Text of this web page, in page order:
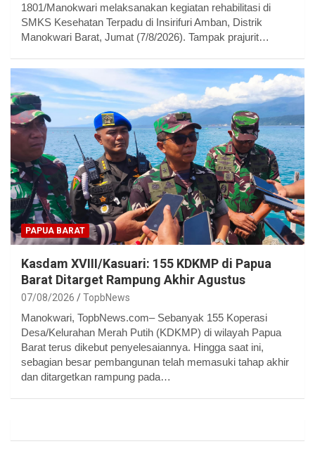
1801/Manokwari melaksanakan kegiatan rehabilitasi di
SMKS Kesehatan Terpadu di Insirifuri Amban, Distrik
Manokwari Barat, Jumat (7/8/2026). Tampak prajurit…
PAPUA BARAT
Kasdam XVIII/Kasuari: 155 KDKMP di Papua
Barat Ditarget Rampung Akhir Agustus
07/08/2026 TopbNews
Manokwari, TopbNews.com– Sebanyak 155 Koperasi
Desa/Kelurahan Merah Putih (KDKMP) di wilayah Papua
Barat terus dikebut penyelesaiannya. Hingga saat ini,
sebagian besar pembangunan telah memasuki tahap akhir
dan ditargetkan rampung pada…